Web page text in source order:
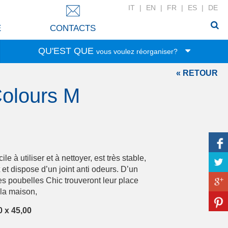
IT | EN | FR | ES | DE
CONTACTS
Nourriture
Linge
Accessoires
Soins de beauté
Linge de la maison
Bricolage
QU'EST QUE vous voulez réorganiser?
« RETOUR
M
à utiliser et à nettoyer, est très stable,
dispose d’un joint anti odeurs. D’un
poubelles Chic trouveront leur place
maison,
x 45,00